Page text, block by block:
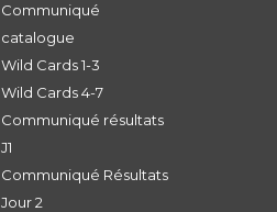
Communiqué
catalogue
Wild Cards 1-3
Wild Cards 4-7
Communiqué résultats
J1
Communiqué Résultats
Jour 2